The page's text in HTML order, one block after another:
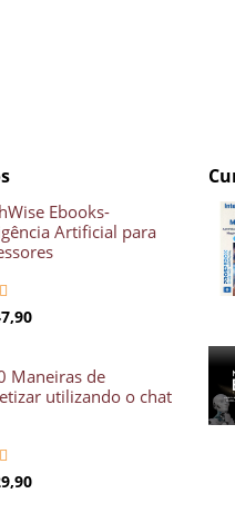
Ebooks-
Artificial para

Maneiras de
utilizando o chat
